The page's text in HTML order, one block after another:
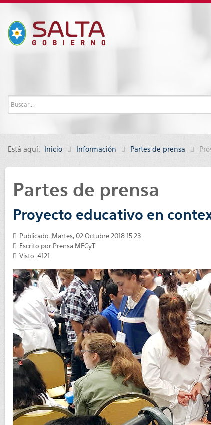
Está aquí: Inicio Información Partes de prensa
Partes de prensa
Proyecto educativo en
Publicado: Martes, 02 Octubre 2018 15:23
Escrito por Prensa MECyT
Visto: 4121